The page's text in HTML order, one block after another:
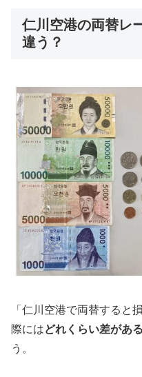
仁川空港の両替レ
違う？
「仁川空港で両替すると
際にはどれくらい差があ
う。